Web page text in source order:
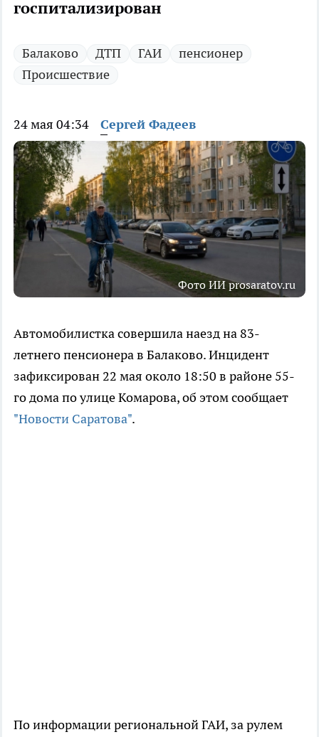
госпитализирован
Балаково ДТП ГАИ
пенсионер
Происшествие
24 мая 04:34 Сергей Фадеев
Фото ИИ prosaratov.ru
Автомобилистка совершила наезд на 83-
летнего пенсионера в Балаково. Инцидент
зафиксирован 22 мая около 18:50 в районе 55-
го дома по улице Комарова, об этом сообщает
"Новости Саратова".
По информации региональной ГАИ, за рулем